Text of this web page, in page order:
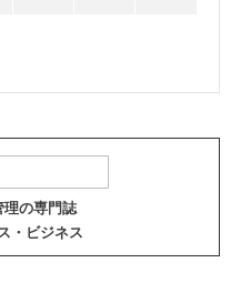
理の専門誌
・ビジネス